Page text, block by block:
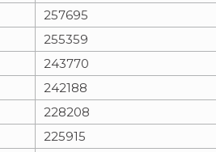
257695
255359
243770
242188
228208
225915